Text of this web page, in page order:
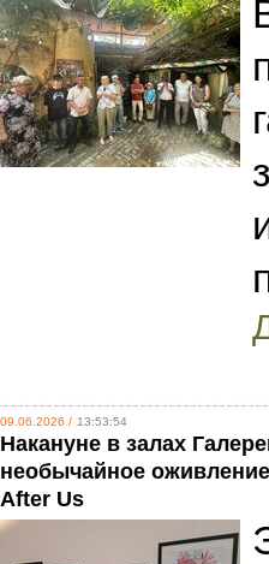
09.06.2026 / 13:53:54
Накануне в залах
необычайное
After Us